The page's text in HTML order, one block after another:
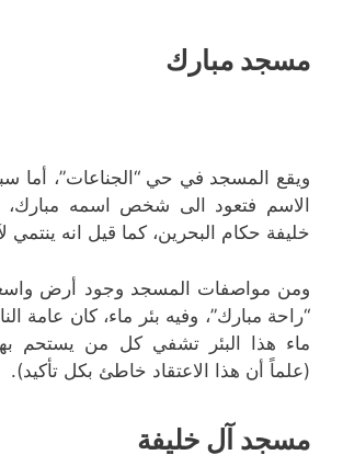
مسجد مبارك
ويقع المسجد في حي “الجناعات”، أما
الاسم فتعود الى شخص اسمه مبارك،
خليفة حكام البحرين، كما قيل انه ينتمي
ومن مواصفات المسجد وجود أرض
“راحة مبارك”، وفيه بئر ماء، كان عامة
ماء هذا البئر تشفي كل من يستحم
(علماً أن هذا الاعتقاد خاطئ بكل تأكيد).
مسجد آل خليفة